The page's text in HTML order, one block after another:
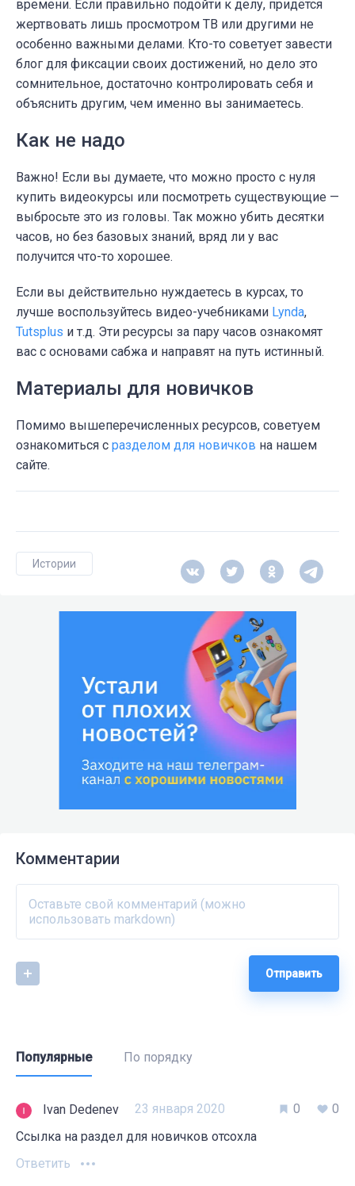
времени. Если правильно подойти к делу, придётся
жертвовать лишь просмотром ТВ или другими не
особенно важными делами. Кто-то советует завести
блог для фиксации своих достижений, но дело это
сомнительное, достаточно контролировать себя и
объяснить другим, чем именно вы занимаетесь.
Как не надо
Важно! Если вы думаете, что можно просто с нуля
купить видеокурсы или посмотреть существующие —
выбросьте это из головы. Так можно убить десятки
часов, но без базовых знаний, вряд ли у вас
получится что-то хорошее.
Если вы действительно нуждаетесь в курсах, то
лучше воспользуйтесь видео-учебниками Lynda,
Tutsplus и т.д. Эти ресурсы за пару часов ознакомят
вас с основами сабжа и направят на путь истинный.
Материалы для новичков
Помимо вышеперечисленных ресурсов, советуем
ознакомиться с разделом для новичков на нашем
сайте.
Истории
Комментарии
Отправить
Популярные По порядку
Ivan Dedenev 23 января 2020 0
0
Ссылка на раздел для новичков отсохла
Ответить